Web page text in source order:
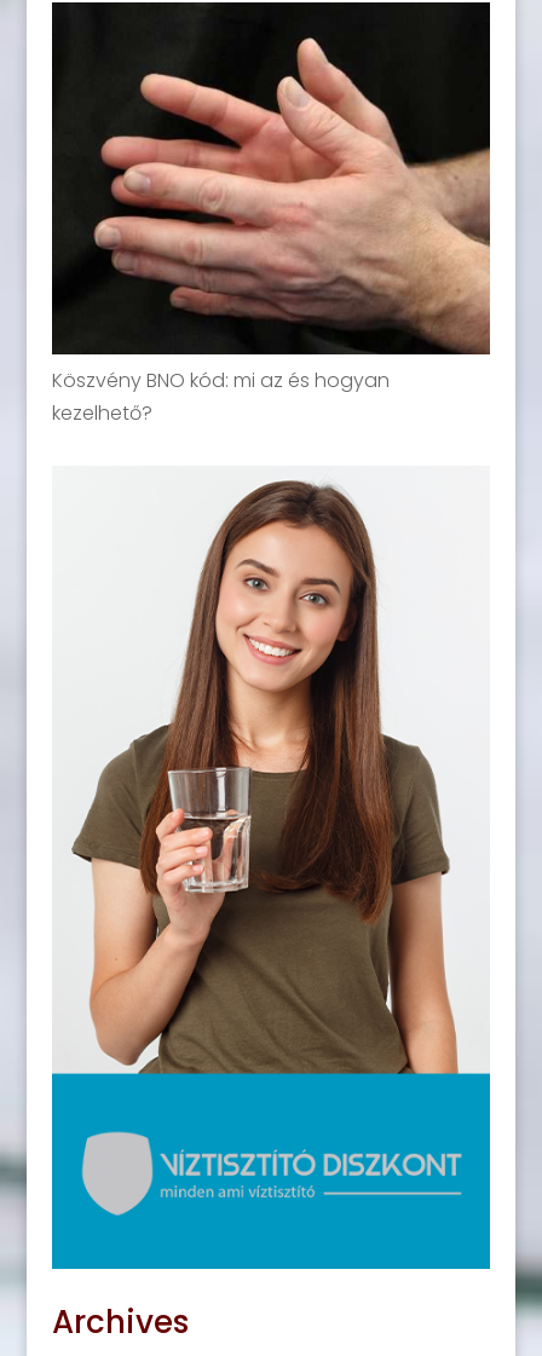
Köszvény BNO kód: mi az és hogyan
kezelhető?
Archives